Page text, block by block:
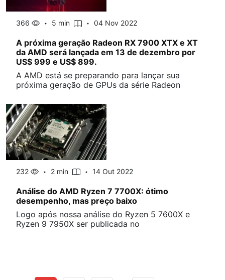
366 5 min 04 Nov 2022
A próxima geração Radeon RX 7900 XTX e XT
da AMD será lançada em 13 de dezembro por
US$ 999 e US$ 899.
A AMD está se preparando para lançar sua
próxima geração de GPUs da série Radeon
232 2 min 14 Out 2022
Análise do AMD Ryzen 7 7700X: ótimo
desempenho, mas preço baixo
Logo após nossa análise do Ryzen 5 7600X e
Ryzen 9 7950X ser publicada no